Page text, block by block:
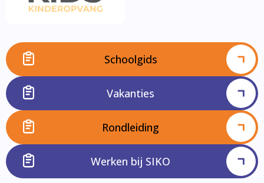
Schoolgids
Vakanties
Rondleiding
Werken bij SIKO